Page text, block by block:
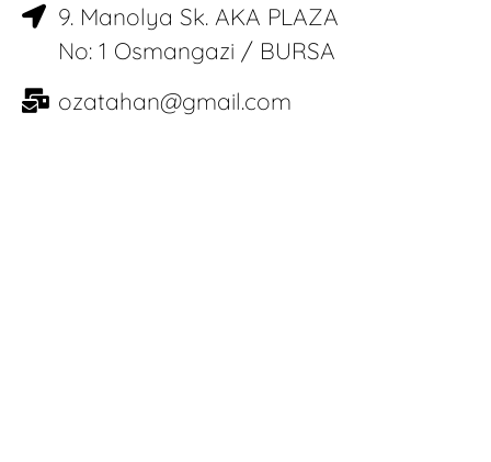
9. Manolya Sk. AKA PLAZA
No: 1 Osmangazi / BURSA
ozatahan@gmail.com